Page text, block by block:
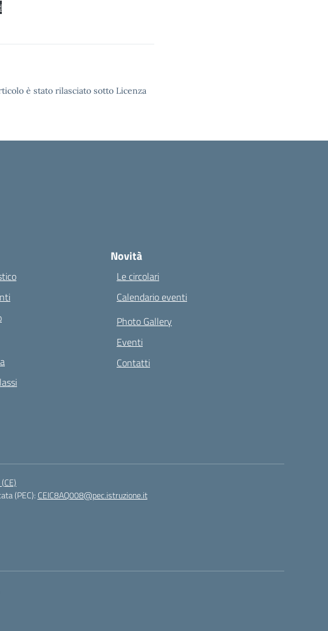
è stato rilasciato sotto Licenza
Novità
Le circolari
Calendario eventi
Photo Gallery
Eventi
Contatti
(PEC): CEIC8AQ008@pec.istruzione.it